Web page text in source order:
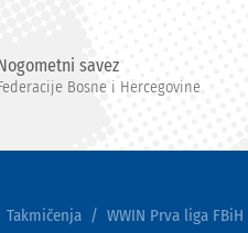
savez
Bosne i Hercegovine
Takmičenja WWIN Prva liga FBiH